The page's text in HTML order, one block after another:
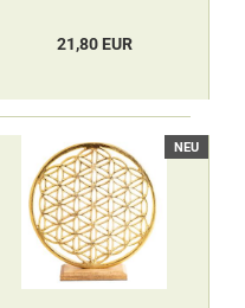
21,80 EUR
NEU